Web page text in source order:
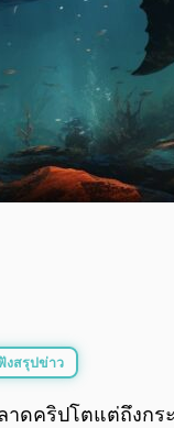
งสรุปข่าว
ดคริปโตแต่ถึงกร